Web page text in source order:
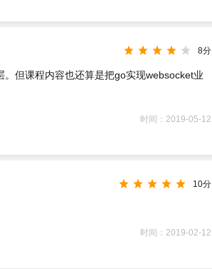
8分
但课程内容也还算是把go实现websocket业
时间：2019-05-12
10分
时间：2019-02-12